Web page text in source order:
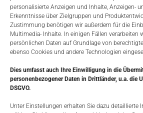
personalisierte Anzeigen und Inhalte, Anzeigen-
Erkenntnisse über Zielgruppen und
Zustimmung benötigen wir außerdem für die
Multimedia- Inhalte. In einigen Fällen verarbeiten
persönlichen Daten auf Grundlage von
ebenso Cookies und andere Technologien
Dies umfasst auch Ihre Einwilligung in die
personenbezogener Daten in Drittländer, u.a. die
DSGVO.
Unter Einstellungen erhalten Sie dazu detaillierte
Premiumzelte / Ekzemervariante von
￼